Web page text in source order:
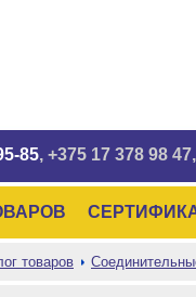
85, +375 17 378 98 47
товаров